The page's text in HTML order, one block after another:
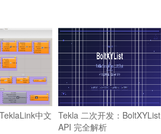
中文 Tekla 二次开发：BoltXYList
API 完全解析